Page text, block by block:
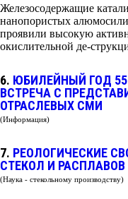
Железосодержащие
нанопористых
проявили высокую
окислительной де-
6. ЮБИЛЕЙНЫЙ ГОД
ВСТРЕЧА С
ОТРАСЛЕВЫХ СМИ
(Информация)
7. РЕОЛОГИЧЕСКИЕ
СТЕКОЛ И РАСПЛАВОВ
(Наука - стекольному производству)